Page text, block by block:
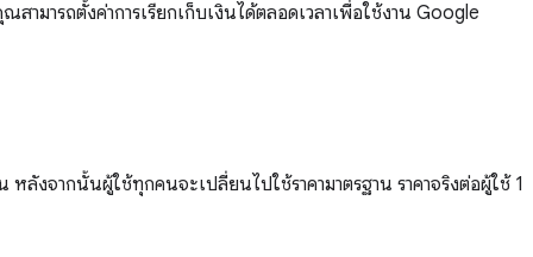
ามารถตั้งค่าการเรียกเก็บเงินได้ตลอดเวลาเพื่อใช้งาน Google
ลังจากนั้นผู้ใช้ทุกคนจะเปลี่ยนไปใช้ราคามาตรฐาน ราคาจริงต่อผู้ใช้ 1